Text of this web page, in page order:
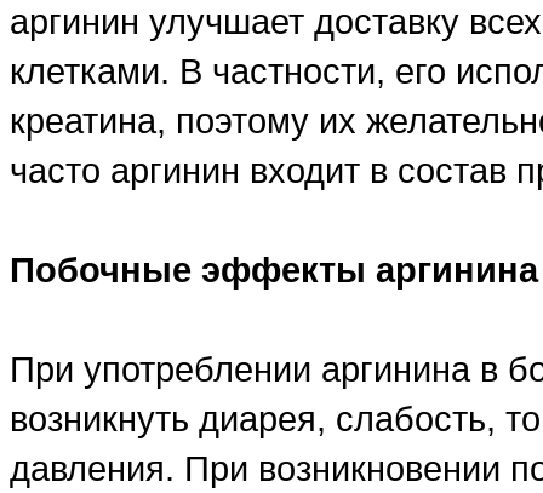
аргинин улучшает доставку
клетками. В частности, его
креатина, поэтому их
часто аргинин входит в состав
Побочные эффекты аргинина
При употреблении аргинина в
возникнуть диарея, слабость,
давления. При возникновении